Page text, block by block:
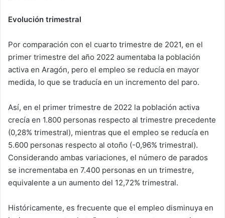
Evolución trimestral
Por comparación con el cuarto trimestre de 2021, en el
primer trimestre del año 2022 aumentaba la población
activa en Aragón, pero el empleo se reducía en mayor
medida, lo que se traducía en un incremento del paro.
Así, en el primer trimestre de 2022 la población activa
crecía en 1.800 personas respecto al trimestre precedente
(0,28% trimestral), mientras que el empleo se reducía en
5.600 personas respecto al otoño (-0,96% trimestral).
Considerando ambas variaciones, el número de parados
se incrementaba en 7.400 personas en un trimestre,
equivalente a un aumento del 12,72% trimestral.
Históricamente, es frecuente que el empleo disminuya en